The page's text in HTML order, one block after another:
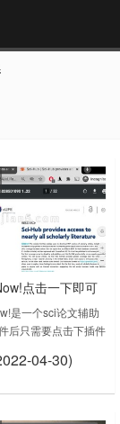
件推荐网站，
点击一下即可
论文
是一个sci论文辅助
后只需要点击下插件
次更新日期：2022
04-30)